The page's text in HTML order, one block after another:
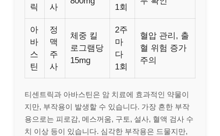
릭
사
1회
아
바
스
틴
정
맥
주
사
체중 킬
로그램당
15mg
2주
마
다
1회
혈압 관리, 출
혈 위험 증가
주의
티센트릭과 아바스틴은 암 치료에 효과적인 약물이
지만, 부작용이 발생할 수 있습니다. 가장 흔한 부작
용으로는 피로감, 메스꺼움, 구토, 설사, 혈액 검사 수
치 이상 등이 있습니다. 심각한 부작용은 드물지만,